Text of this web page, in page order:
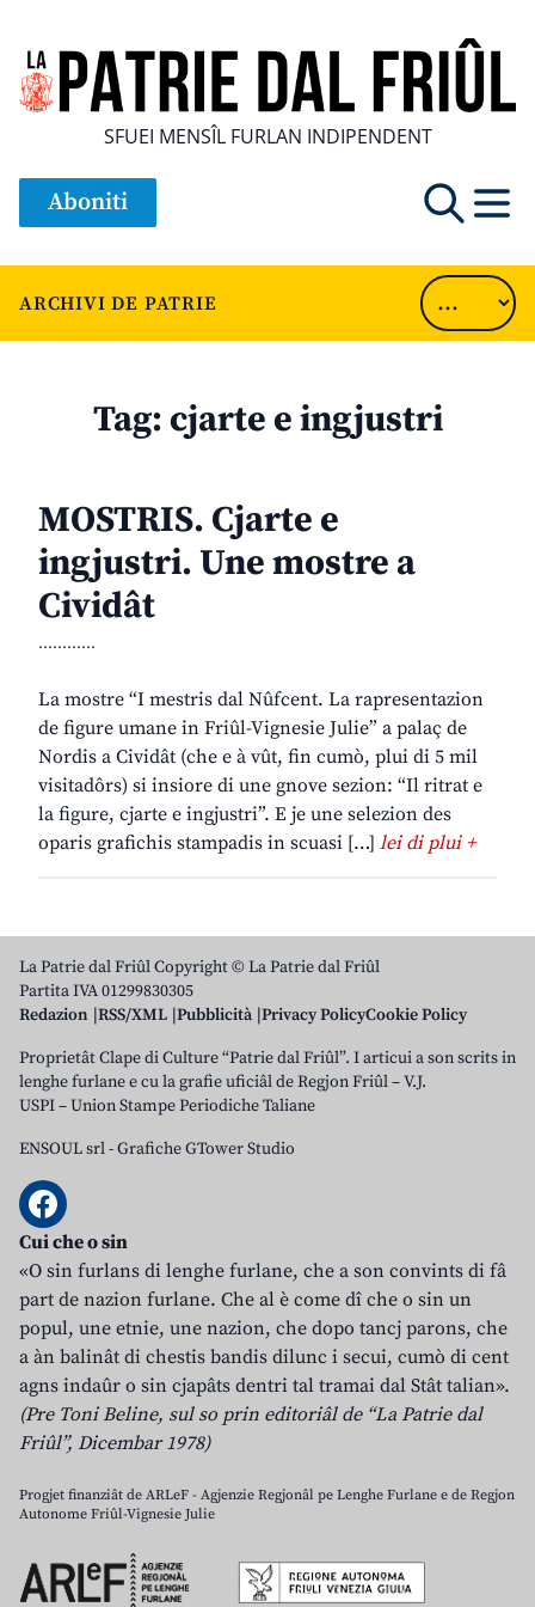
SFUEI MENSÎL FURLAN INDIPENDENT
Aboniti
ARCHIVI DE PATRIE
Tag:cjarte e ingjustri
MOSTRIS. Cjarte e
ingjustri. Une mostre a
Cividât
............
La mostre “I mestris dal Nûfcent. La rapresentazion
de figure umane in Friûl-Vignesie Julie” a palaç de
Nordis a Cividât (che e à vût, fin cumò, plui di 5 mil
visitadôrs) si insiore di une gnove sezion: “Il ritrat e
la figure, cjarte e ingjustri”. E je une selezion des
oparis grafichis stampadis in scuasi […] lei di plui +
La Patrie dal Friûl Copyright © La Patrie dal Friûl
Partita IVA 01299830305
Redazion RSS/XML Pubblicità Privacy PolicyCookie Policy
Proprietât Clape di Culture “Patrie dal Friûl”. I articui a son scrits in
lenghe furlane e cu la grafie uficiâl de Regjon Friûl – V.J.
USPI – Union Stampe Periodiche Taliane
ENSOUL srl-Grafiche GTower Studio
Cui che o sin
«O sin furlans di lenghe furlane, che a son convints di fâ
part de nazion furlane. Che al è come dî che o sin un
popul, une etnie, une nazion, che dopo tancj parons, che
a àn balinât di chestis bandis dilunc i secui, cumò di cent
agns indaûr o sin cjapâts dentri tal tramai dal Stât talian».
(Pre Toni Beline, sul so prin editoriâl de “La Patrie dal
Friûl”, Dicembar 1978)
Progjet finanziât de ARLeF - Agjenzie Regjonâl pe Lenghe Furlane e de Regjon
Autonome Friûl-Vignesie Julie